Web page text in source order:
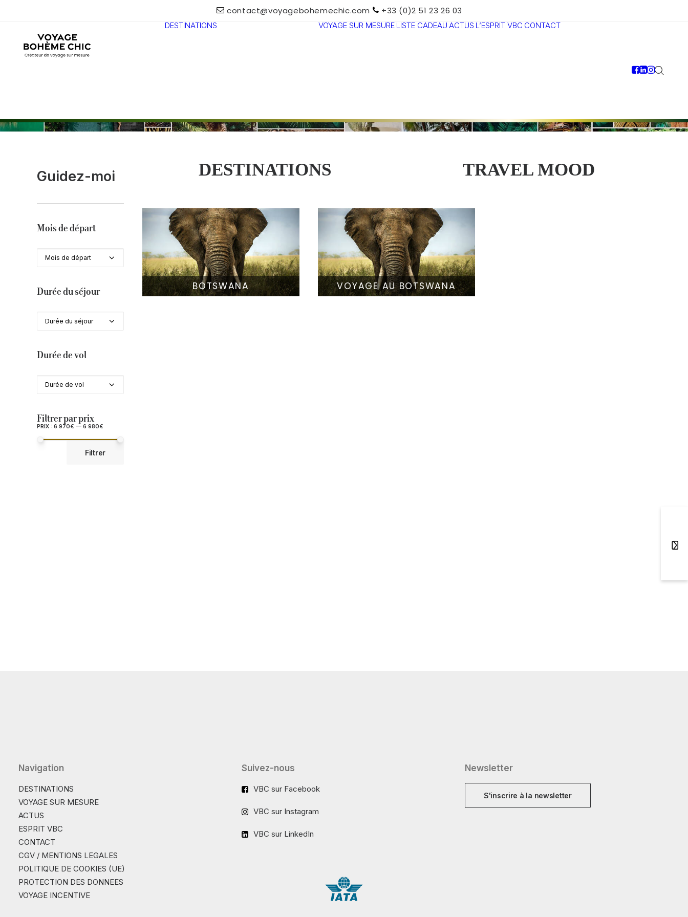
contact@voyagebohemechic.com +33 (0)2 51 23 26 03
DESTINATIONS VOYAGE SUR MESURE LISTE CADEAU ACTUS L’ESPRIT VBC CONTACT
Guidez-moi
Mois de départ
Mois de départ
Durée du séjour
Durée du séjour
Durée de vol
Durée de vol
Filtrer par prix
Filtrer
PRIX : 6 970€ — 6 980€
DESTINATIONS TRAVEL MOOD
BOTSWANA VOYAGE AU BOTSWANA
Navigation
DESTINATIONS
VOYAGE SUR MESURE
ACTUS
ESPRIT VBC
CONTACT
CGV / MENTIONS LEGALES
POLITIQUE DE COOKIES (UE)
PROTECTION DES DONNEES
VOYAGE INCENTIVE
Suivez-nous
VBC sur Facebook
VBC sur Instagram
VBC sur LinkedIn
Newsletter
S'inscrire à la newsletter